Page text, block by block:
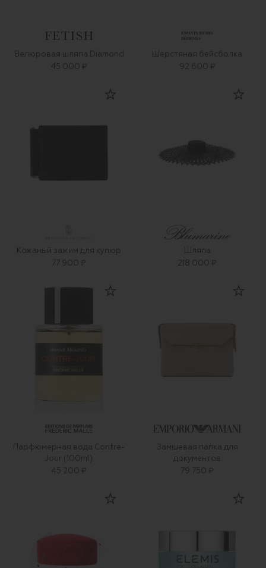
Велюровая шляпа Diamond
45 000 ₽
Шерстяная бейсболка
92 600 ₽
Кожаный зажим для купюр
77 900 ₽
Шляпа
218 000 ₽
Парфюмерная вода Contre-
Jour (100ml)
45 200 ₽
Замшевая папка для
документов
79 750 ₽